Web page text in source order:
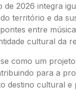
de 2026 integra
território e da
entre
cultural da
como um
para a
destino cultural e